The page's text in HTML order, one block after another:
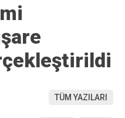
TÜM YAZILARI